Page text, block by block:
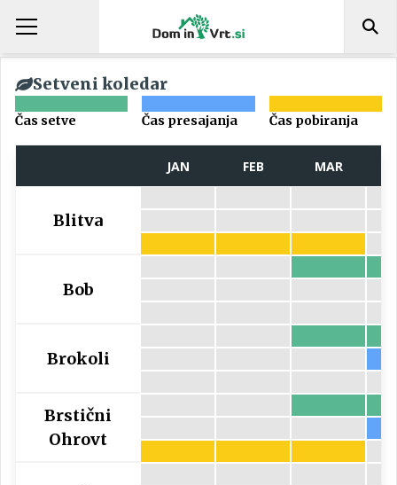
Setveni koledar
Čas setve Čas presajanja Čas pobiranja
Blitva
Bob
Brokoli
Brstični
Ohrovt
JAN FEB MAR